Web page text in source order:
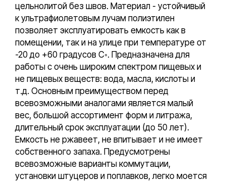
цельнолитой без швов. Материал - устойчивый
к ультрафиолетовым лучам полиэтилен
позволяет эксплуатировать емкость как в
помещении, так и на улице при температуре от
-20 до +60 градусов С◦. Предназначена для
работы с очень широким спектром пищевых и
не пищевых веществ: вода, масла, кислоты и
т.д. Основным преимуществом перед
всевозможными аналогами является малый
вес, большой ассортимент форм и литража,
длительный срок эксплуатации (до 50 лет).
Емкость не ржавеет, не впитывает и не имеет
собственного запаха. Предусмотрены
всевозможные варианты коммутации,
установки штуцеров и поплавков, легко моется